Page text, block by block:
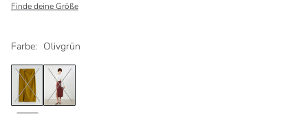
Farbe: Olivgrün
Finde deine Größe